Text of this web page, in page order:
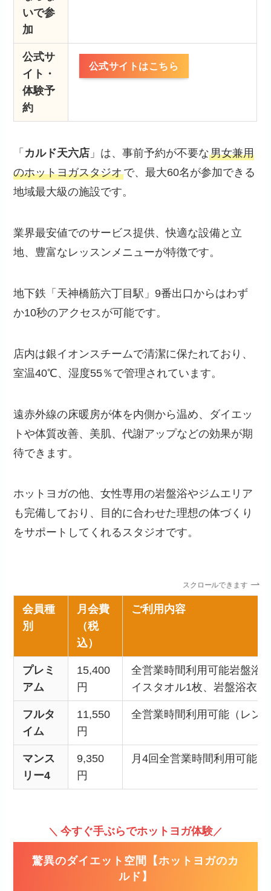
いで参
加
公式サ
イト・
体験予
約
公式サイトはこちら
「 カルド天六店 」は、事前予約が不要な男女兼用
のホットヨガスタジオで、最大60名が参加できる
地域最大級の施設です。
業界最安値でのサービス提供、快適な設備と立
地、豊富なレッスンメニューが特徴です。
地下鉄「天神橋筋六丁目駅」9番出口からはわず
か10秒のアクセスが可能です。
店内は銀イオンスチームで清潔に保たれており、
室温40℃、湿度55％で管理されています。
遠赤外線の床暖房が体を内側から温め、ダイエッ
トや体質改善、美肌、代謝アップなどの効果が期
待できます。
ホットヨガの他、女性専用の岩盤浴やジムエリア
も完備しており、目的に合わせた理想の体づくり
をサポートしてくれるスタジオです。
スクロールできます
会員種
別
月会費
（税
込）
ご利用内容
プレミ
アム
15,400
円
全営業時間利用可能岩盤浴
イスタオル1枚、岩盤浴衣
フルタ
イム
11,550
円
全営業時間利用可能（レン
マンス
リー4
9,350
円
月4回全営業時間利用可能
＼ 今すぐ手ぶらでホットヨガ体験／
驚異のダイエット空間【ホットヨガのカ
ルド】